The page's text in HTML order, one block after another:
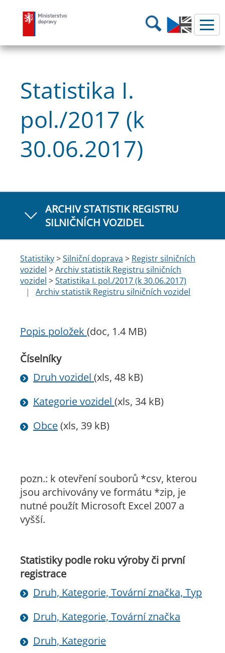
Ministerstvo dopravy Hledání
Statistika I.
pol./2017 (k
30.06.2017)
ARCHIV STATISTIK REGISTRU
SILNIČNÍCH VOZIDEL
Statistiky>Silniční doprava > Registr silničních
vozidel >Archiv statistik Registru silničních
vozidel >Statistika I. pol./2017 (k 30.06.2017)
|
Archiv statistik Registru silničních vozidel
Popis položek (doc, 1.4 MB)
Číselníky
Druh vozidel (xls, 48 kB)
Kategorie vozidel (xls, 34 kB)
Obce(xls, 39 kB)
pozn.: k otevření souborů *csv, kterou
jsou archivovány ve formátu *zip, je
nutné použít Microsoft Excel 2007 a
vyšší.
Statistiky podle roku výroby či první
registrace
Druh, Kategorie, Tovární značka, Typ
Druh, Kategorie, Tovární značka
Druh, Kategorie